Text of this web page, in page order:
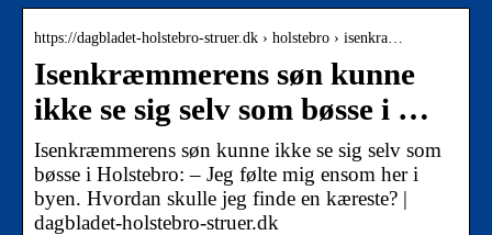
https://dagbladet-holstebro-struer.dk › holstebro › isenkra…
Isenkræmmerens søn kunne
ikke se sig selv som bøsse i …
Isenkræmmerens søn kunne ikke se sig selv som
bøsse i Holstebro: – Jeg følte mig ensom her i
byen. Hvordan skulle jeg finde en kæreste? |
dagbladet-holstebro-struer.dk